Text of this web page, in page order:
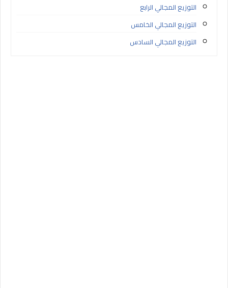
التوزيع المجالي الرابع
التوزيع المجالي الخامس
التوزيع المجالي السادس